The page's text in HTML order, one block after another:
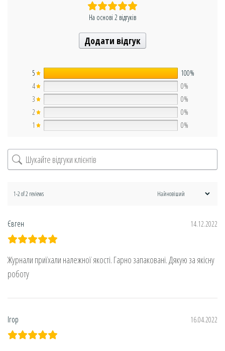
На основі 2 відгуків
Додати відгук
5
100%
4
0%
3
0%
2
0%
1
0%
1-2 of 2 reviews
Євген 14.12.2022
Журнали приїхали належної якості. Гарно запаковані. Дякую за якісну
роботу
Ігор 16.04.2022